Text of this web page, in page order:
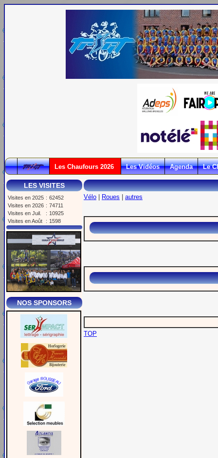
Les Chaufours 2026 Les Vidéos Agenda Le
LES VISITES
Visites en 2025 : 62452
Visites en 2026 : 74711
Visites en Juil.
: 10925
Visites en Août
: 1598
NOS SPONSORS
Vélo Roues autres
TOP